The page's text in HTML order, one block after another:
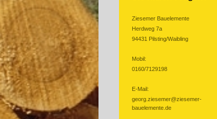
Ziesemer Bauelemente
Herdweg 7a
94431 Pilsting/Waibling
Mobil:
0160/7129198
E-Mail:
georg.ziesemer@ziesemer-
bauelemente.de